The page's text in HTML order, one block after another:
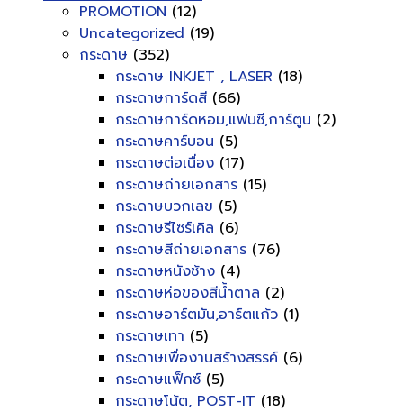
PROMOTION (12)
Uncategorized (19)
กระดาษ (352)
กระดาษ INKJET , LASER (18)
กระดาษการ์ดสี (66)
กระดาษการ์ดหอม,แฟนซี,การ์ตูน (2)
กระดาษคาร์บอน (5)
กระดาษต่อเนื่อง (17)
กระดาษถ่ายเอกสาร (15)
กระดาษบวกเลข (5)
กระดาษรีไซร์เคิล (6)
กระดาษสีถ่ายเอกสาร (76)
กระดาษหนังช้าง (4)
กระดาษห่อของสีน้ำตาล (2)
กระดาษอาร์ตมัน,อาร์ตแก้ว (1)
กระดาษเทา (5)
กระดาษเพื่องานสร้างสรรค์ (6)
กระดาษแฟ็กซ์ (5)
กระดาษโน้ต, POST-IT (18)